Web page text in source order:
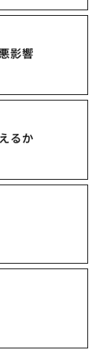
影響
るか